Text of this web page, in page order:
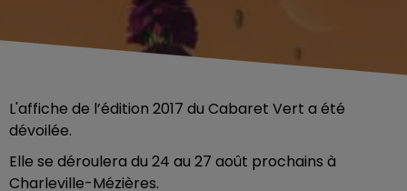
L'affiche de l’édition 2017 du Cabaret Vert a été
dévoilée.
Elle se déroulera du 24 au 27 août prochains à
Charleville-Mézières.